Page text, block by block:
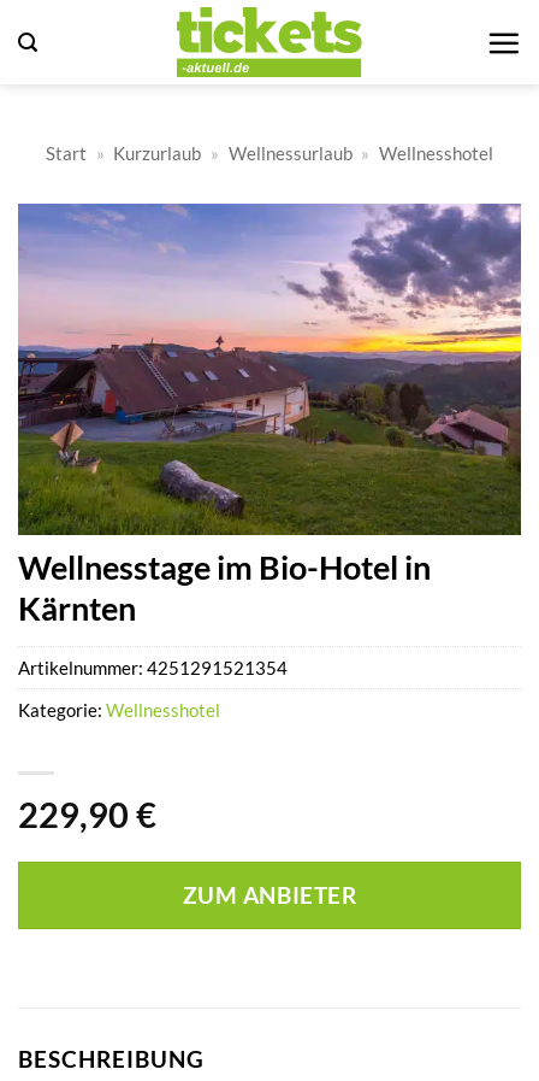
Inhalt
Start » Kurzurlaub » Wellnessurlaub » Wellnesshotel
Wellnesstage im Bio-Hotel in
Kärnten
229,90 €
ZUM ANBIETER
Artikelnummer: 4251291521354
Kategorie: Wellnesshotel
BESCHREIBUNG